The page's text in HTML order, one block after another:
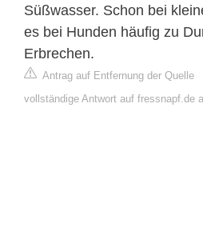
Süßwasser. Schon bei
es bei Hunden häufig zu
Erbrechen.
Antrag auf Entfernung der Quelle
vollständige Antwort auf fressnapf.de